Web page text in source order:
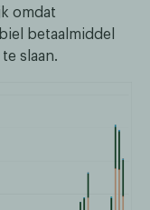
omdat
betaalmiddel
slaan.